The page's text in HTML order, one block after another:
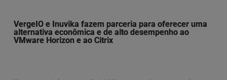
VergeIO e Inuvika fazem parceria para oferecer uma
alternativa econômica e de alto desempenho ao
VMware Horizon e ao Citrix